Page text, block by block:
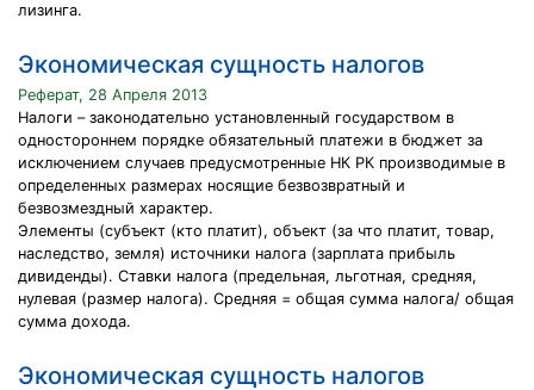
лизинга.
Экономическая сущность налогов
Реферат, 28 Апреля 2013
Налоги – законодательно установленный государством в
одностороннем порядке обязательный платежи в бюджет за
исключением случаев предусмотренные НК РК производимые в
определенных размерах носящие безвозвратный и
безвозмездный характер.
Элементы (субъект (кто платит), объект (за что платит, товар,
наследство, земля) источники налога (зарплата прибыль
дивиденды). Ставки налога (предельная, льготная, средняя,
нулевая (размер налога). Средняя = общая сумма налога/ общая
сумма дохода.
Экономическая сущность налогов